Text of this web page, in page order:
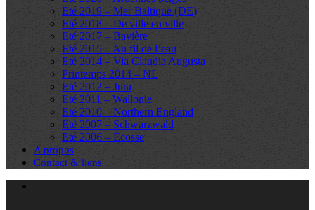
Eté 2019 – Mer Baltique (DE)
Eté 2018 – De ville en ville
Eté 2017 – Bavière
Eté 2015 – Au fil de l’eau
Eté 2014 – Via Claudia Augusta
Printemps 2014 – NL
Eté 2012 – Jura
Eté 2011 – Wallonie
Eté 2010 – Northern England
Eté 2007 – Schwarzwald
Eté 2006 – Ecosse
A propos
Contact & liens